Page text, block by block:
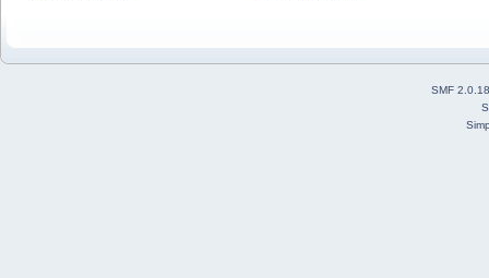
SMF 2.0.18